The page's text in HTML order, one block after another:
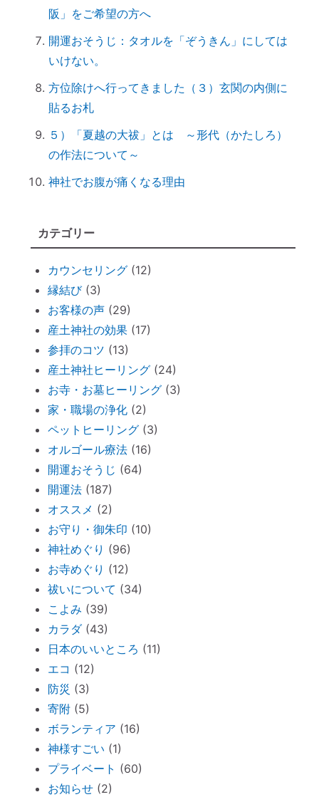
究極のアーシング。「砂浴」でデトックス
音で世界を整える「天才バイオリニスト
HIMARIさん」～聞くだけで身体が整えられ
る
ハタキをかけると部屋の波動が上がる♪
情報に振り回されず、必要な情報を受け取
るコツ
非常用トイレ（尿と便を分ければ臭わな
台風１０号で感じる「当たり前のしあわ
何をしたら神社で歓迎されるのか？
魂の成熟度について ～ 親や上司は案
外、幼き魂？
ブッダと始める『 家族の苦悩から抜ける方
法 』
悪いカルマを相殺できるコツコツ貯金
仏壇内の断捨離
ペットヒーリング（ペットの不仲、誤食）
オススメ：全身に効果的な「耳温灸」～煙
が出ない温灸器
断捨離しながら寄付できる「いいことシッ
プ」～ 必要なのは送料のみ。
胎内記憶ガール「お空のセカイ」～流産の
理由が少し可愛くてホッコリ。
「胎内記憶」を持つ子どもが増えているワ
ケ
新生活が始まったら「鎮守神社リサーチ」
を。
古い携帯から受けるダメージ
周りを優先し過ぎる人のための「ご自愛レ
ッスン」
神社巡りならぬ「トイレ巡り」～The
Tokyo Toilet
ずっと観ていたい。映画「PERFECT
DAYS」
阪」をご希望の方へ
開運おそうじ：タオルを「ぞうきん」にしては
いけない。
方位除けへ行ってきました（３）玄関の内側に
貼るお札
５）「夏越の大祓」とは ～形代（かたしろ）
の作法について～
神社でお腹が痛くなる理由
カテゴリー
カウンセリング(12)
縁結び(3)
お客様の声(29)
産土神社の効果(17)
参拝のコツ (13)
産土神社ヒーリング(24)
お寺・お墓ヒーリング(3)
家・職場の浄化(2)
ペットヒーリング(3)
オルゴール療法(16)
開運おそうじ (64)
開運法(187)
オススメ (2)
お守り・御朱印 (10)
神社めぐり (96)
お寺めぐり (12)
祓いについて (34)
こよみ (39)
カラダ(43)
日本のいいところ (11)
エコ (12)
防災 (3)
寄附(5)
ボランティア (16)
神様すごい (1)
プライベート (60)
お知らせ(2)